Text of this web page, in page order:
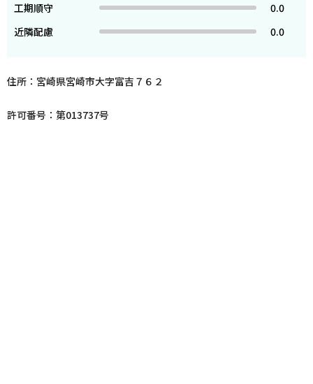
工期順守
0.0
近隣配慮
0.0
住所：宮崎県宮崎市大字富吉７６２
許可番号：第013737号